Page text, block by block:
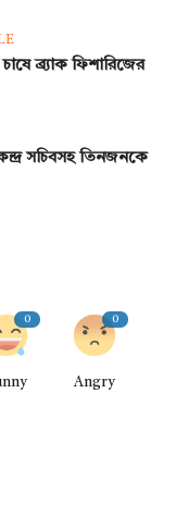
ব্র্যাক ফিশারিজের
সচিবসহ তিনজনকে
0 0
Angry